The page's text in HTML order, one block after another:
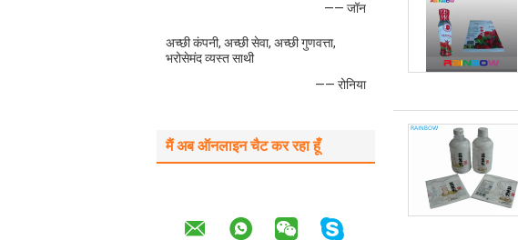
—— जॉन
अच्छी कंपनी, अच्छी सेवा, अच्छी गुणवत्ता,
भरोसेमंद व्यस्त साथी
—— रोनिया
मैं अब ऑनलाइन चैट कर रहा हूँ